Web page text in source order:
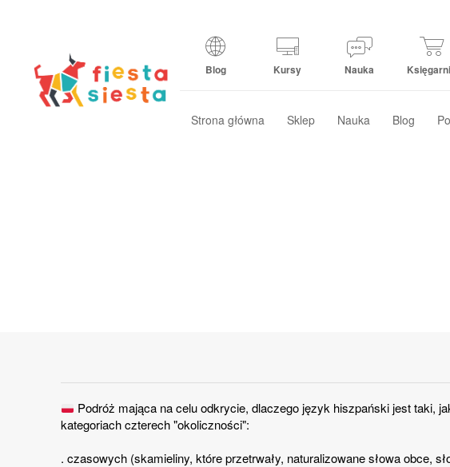
Blog Kursy Nauka
Strona główna Sklep Nauka Blog
Podróż mająca na celu odkrycie, dlaczego język hiszpański jest taki,
kategoriach czterech "okoliczności":
. czasowych (skamieliny, które przetrwały, naturalizowane słowa obce,